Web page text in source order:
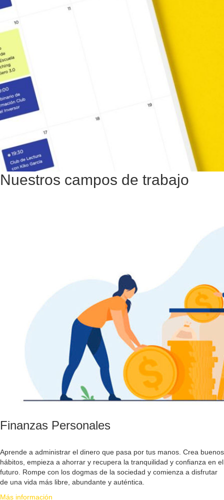
Nuestros campos de trabajo
Finanzas Personales
Aprende a administrar el dinero que pasa por tus manos. Crea buenos
hábitos, empieza a ahorrar y recupera la tranquilidad y confianza en el
futuro. Rompe con los dogmas de la sociedad y comienza a disfrutar
de una vida más libre, abundante y auténtica.
Más información